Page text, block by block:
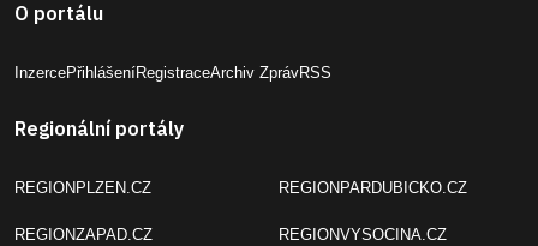
O portálu
InzercePřihlášeníRegistraceArchiv ZprávRSS
Regionální portály
REGIONPLZEN.CZ
REGIONZAPAD.CZ
REGIONPARDUBICKO.CZ
REGIONVYSOCINA.CZ